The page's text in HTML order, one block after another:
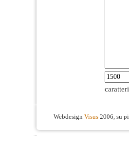
Webdesign Visus 2006, su